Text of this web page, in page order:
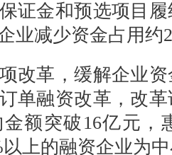
证金和预选项目
业减少资金占用约
改革，缓解企业
单融资改革，改
额突破 16亿元，
以上的融资企业为